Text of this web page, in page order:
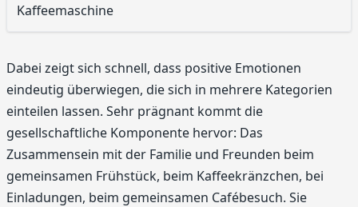
Kaffeemaschine
Dabei zeigt sich schnell, dass positive Emotionen
eindeutig überwiegen, die sich in mehrere Kategorien
einteilen lassen. Sehr prägnant kommt die
gesellschaftliche Komponente hervor: Das
Zusammensein mit der Familie und Freunden beim
gemeinsamen Frühstück, beim Kaffeekränzchen, bei
Einladungen, beim gemeinsamen Cafébesuch. Sie